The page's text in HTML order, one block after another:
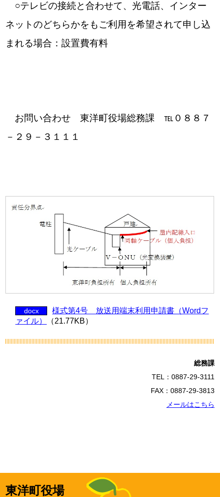
○テレビの接続と合わせて、光電話、インター
ネットのどちらかをもご利用を希望されて申し込
まれる場合：設置費有料
お問い合わせ 東洋町役場総務課 ℡０８８７
－２９－３１１１
docx
様式第4号 放送用端末利用申請書（Wordフ
ァイル）
（21.77KB）
総務課
TEL：0887-29-3111
FAX：0887-29-3813
メールはこちら
東洋町役場